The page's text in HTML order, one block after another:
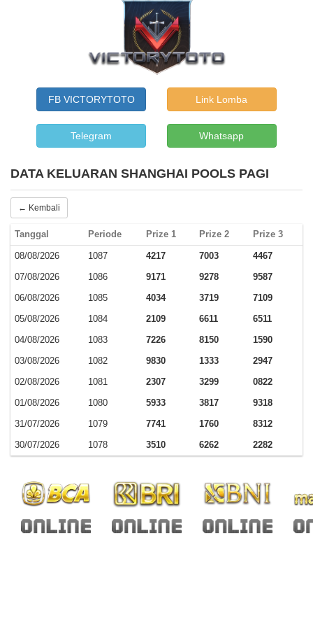
FB VICTORYTOTO Link Lomba
Telegram Whatsapp
DATA KELUARAN SHANGHAI POOLS PAGI
← Kembali
Tanggal Periode Prize 1 Prize 2 Prize 3
08/08/2026 1087 4217 7003
4467
07/08/2026
1086 9171 9278
9587
06/08/2026
1085 4034 3719
7109
05/08/2026
1084 2109 6611
6511
04/08/2026
1083 7226 8150
1590
03/08/2026
1082 9830 1333
2947
02/08/2026
1081 2307 3299
0822
01/08/2026
1080 5933 3817
9318
31/07/2026
1079 7741 1760
8312
30/07/2026
1078 3510 6262 2282